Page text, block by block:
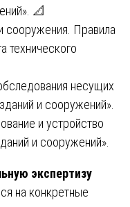
📐
сооружения. Правила
технического
несущих
и сооружений».
и устройство
и сооружений».
экспертизу
на конкретные